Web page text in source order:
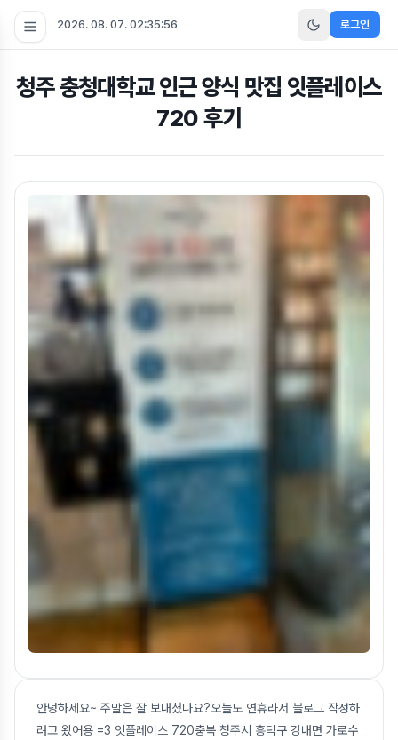
2026. 08. 07. 02:35:57 로그인
청주 충청대학교 인근 양식 맛집 잇플레이스
720 후기
안녕하세요~ 주말은 잘 보내셨나요?오늘도 연휴라서 블로그 작성하
려고 왔어용 =3 잇플레이스 720충북 청주시 흥덕구 강내면 가로수